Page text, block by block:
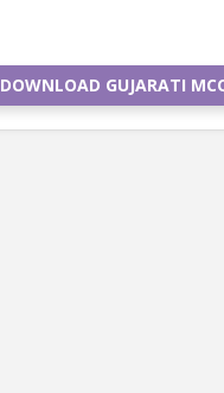
DOWNLOAD GUJARATI